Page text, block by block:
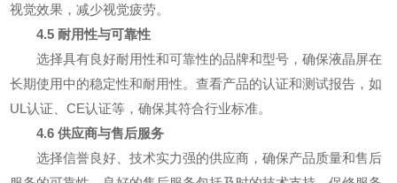
视觉效果，减少视觉疲劳。
4.5 耐用性与可靠性
选择具有良好耐用性和可靠性的品牌和型号，确保液晶屏在
长期使用中的稳定性和耐用性。查看产品的认证和测试报告，如
UL认证、CE认证等，确保其符合行业标准。
4.6 供应商与售后服务
选择信誉良好、技术实力强的供应商，确保产品质量和售后